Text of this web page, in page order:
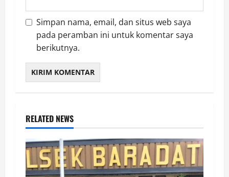
Simpan nama, email, dan situs web saya
pada peramban ini untuk komentar saya
berikutnya.
RELATED NEWS